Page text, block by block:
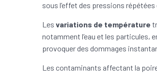
sous l’effet des pressions
Les variations de température
notamment l’eau et les particules,
provoquer des dommages
Les contaminants affectant la